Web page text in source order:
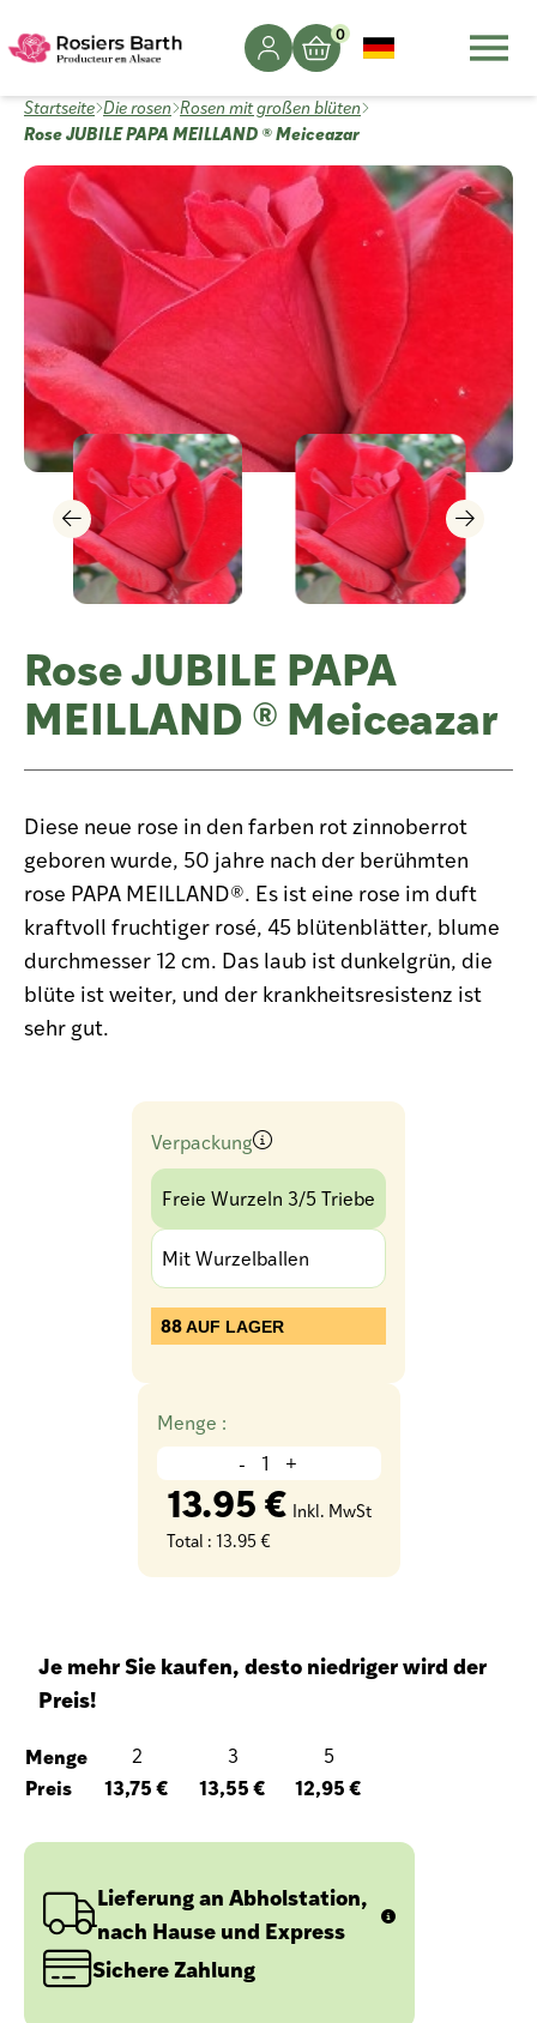
0
Startseite Die rosen Rosen mit großen blüten
Rose JUBILE PAPA MEILLAND ® Meiceazar
Rose JUBILE PAPA
MEILLAND ® Meiceazar
Diese neue rose in den farben rot zinnoberrot
geboren wurde, 50 jahre nach der berühmten
rose PAPA MEILLAND®. Es ist eine rose im duft
kraftvoll fruchtiger rosé, 45 blütenblätter, blume
durchmesser 12 cm. Das laub ist dunkelgrün, die
blüte ist weiter, und der krankheitsresistenz ist
sehr gut.
Verpackung
Freie Wurzeln 3/5 Triebe
Mit Wurzelballen
88AUF LAGER
Menge :
- +
13.95 € Inkl. MwSt
Total : 13.95 €
Je mehr Sie kaufen, desto niedriger wird der
Preis!
Menge 2 3 5
Preis 13,75 € 13,55 € 12,95 €
Lieferung an Abholstation,
nach Hause und Express
Sichere Zahlung